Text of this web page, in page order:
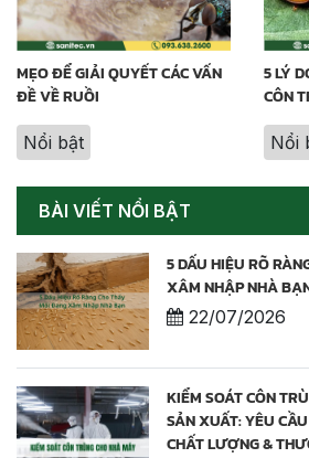
MẸO ĐỂ GIẢI QUYẾT CÁC VẤN
ĐỀ VỀ RUỒI
Nổi bật
5 LÝ
CÔN
Nổi
BÀI VIẾT NỔI BẬT
5 DẤU HIỆU RÕ
XÂM NHẬP NHÀ
22/07/2026
KIỂM SOÁT CÔN
SẢN XUẤT: YÊU
CHẤT LƯỢNG &